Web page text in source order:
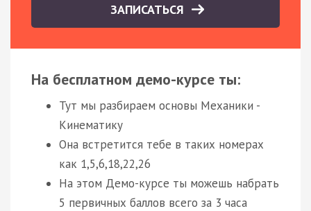
ЗАПИСАТЬСЯ
На бесплатном демо-курсе ты:
Тут мы разбираем основы Механики -
Кинематику
Она встретится тебе в таких номерах
как 1,5,6,18,22,26
На этом Демо-курсе ты можешь набрать
5 первичных баллов всего за 3 часа